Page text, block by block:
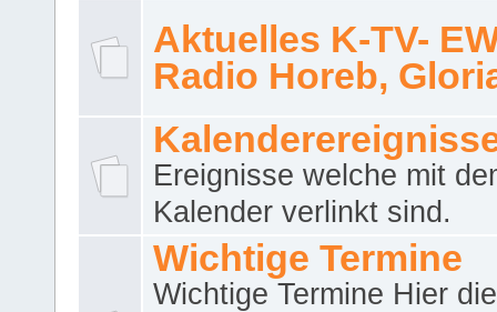
Aktuelles K-TV-
Radio Horeb,
Ereignisse welche mit
Kalender verlinkt sind.
Wichtige Termine
Wichtige Termine Hier die